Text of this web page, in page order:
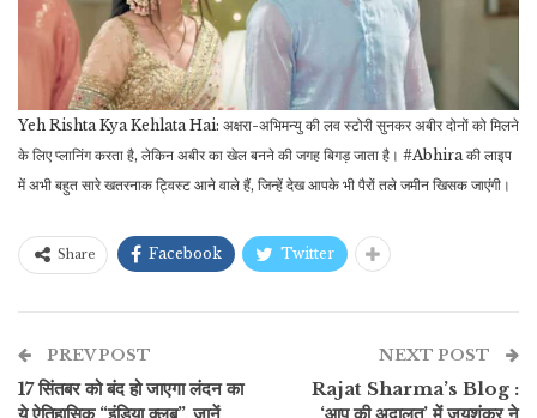
Yeh Rishta Kya Kehlata Hai: अक्षरा-अभिमन्यु की लव स्टोरी सुनकर अबीर दोनों को मिलने
के लिए प्लानिंग करता है, लेकिन अबीर का खेल बनने की जगह बिगड़ जाता है। #Abhira की लाइप
में अभी बहुत सारे खतरनाक ट्विस्ट आने वाले हैं, जिन्हें देख आपके भी पैरों तले जमीन खिसक जाएंगी।
Share Facebook Twitter
PREV POST
17 सिंतबर को बंद हो जाएगा लंदन का
NEXT POST
Rajat Sharma’s Blog :